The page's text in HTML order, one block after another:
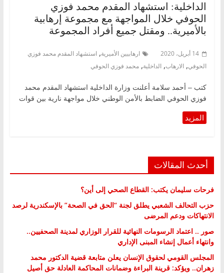
الداخلية: استشهاد المقدم محمد فوزي
الحوفي خلال المواجهة مع مجموعة إرهابية
بالأميرية.. ومقتل جميع أفراد المجموعة
14 أبريل، 2020 ارهابيين الأميرية, استشهاد المقدم محمد فوزي
الحوفي, الارهاب, الداخلية, محمد فوزي الحوفي
كتب – أحمد سلامة أعلنت وزارة الداخلية استشهاد المقدم محمد
فوزي الحوفي الضابط بالأمن الوطني خلال مواجهة نارية بين قوات
أحدث المقالات
فرحات سليمان يكتب: القطاع الصحي إلى أين؟
حزب التحالف الشعبي يطلق لجنة “الحق في الصحة” بالإسكندرية لرصد
الانتهاكات ودعم المرضى
صور .. اعتماد الرسومات النهائية للقرار الوزاري لمدينة الصحفيين..
وانتهاء أعمال إنشاء المبنى الإداري
المجلس القومي لحقوق الإنسان يعلن متابعة قضية الدكتور محمد
زهران.. ويؤكد: قرينة البراءة وضمانات المحاكمة العادلة حق أصيل